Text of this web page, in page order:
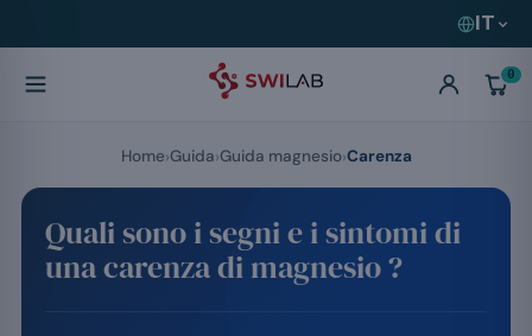
IT
0
Quali sono i segni e i sintomi di
una carenza di magnesio ?
Home Guida Guida magnesio Carenza